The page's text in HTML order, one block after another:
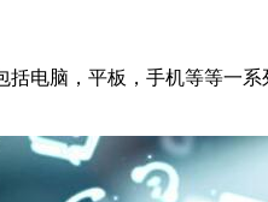
电脑，平板，手机等等一